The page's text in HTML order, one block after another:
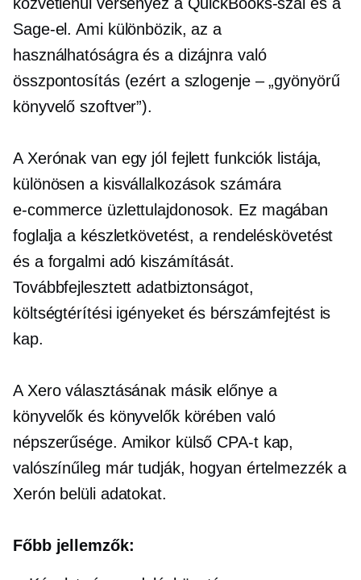
Sage-el. Ami különbözik, az a
használhatóságra és a dizájnra való
összpontosítás (ezért a szlogenje – „gyönyörű
könyvelő szoftver”).
A Xerónak van egy jól fejlett funkciók listája,
különösen a kisvállalkozások számára
e-commerce üzlettulajdonosok. Ez magában
foglalja a készletkövetést, a rendeléskövetést
és a forgalmi adó kiszámítását.
Továbbfejlesztett adatbiztonságot,
költségtérítési igényeket és bérszámfejtést is
kap.
A Xero választásának másik előnye a
könyvelők és könyvelők körében való
népszerűsége. Amikor külső CPA-t kap,
valószínűleg már tudják, hogyan értelmezzék a
Xerón belüli adatokat.
Főbb jellemzők: